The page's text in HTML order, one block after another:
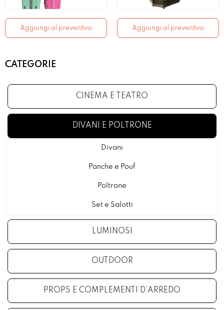
Aggiungi al preventivo Aggiungi al preventivo
CATEGORIE
CINEMA E TEATRO
DIVANI E POLTRONE
Divani
Panche e Pouf
Poltrone
Set e Salotti
LUMINOSI
OUTDOOR
PROPS E COMPLEMENTI D’ARREDO